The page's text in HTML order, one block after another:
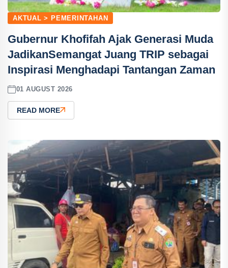
AKTUAL > PEMERINTAHAN
Gubernur Khofifah Ajak Generasi Muda
JadikanSemangat Juang TRIP sebagai
Inspirasi Menghadapi Tantangan Zaman
01 AUGUST 2026
READ MORE